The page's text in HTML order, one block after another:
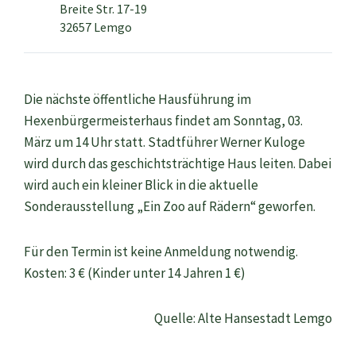
Breite Str. 17-19
32657 Lemgo
Die nächste öffentliche Hausführung im
Hexenbürgermeisterhaus findet am Sonntag, 03.
März um 14 Uhr statt. Stadtführer Werner Kuloge
wird durch das geschichtsträchtige Haus leiten. Dabei
wird auch ein kleiner Blick in die aktuelle
Sonderausstellung „Ein Zoo auf Rädern“ geworfen.
Für den Termin ist keine Anmeldung notwendig.
Kosten: 3 € (Kinder unter 14 Jahren 1 €)
Quelle: Alte Hansestadt Lemgo